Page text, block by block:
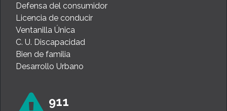
Defensa del consumidor
Licencia de conducir
Ventanilla Única
C. U. Discapacidad
Bien de familia
Desarrollo Urbano
911